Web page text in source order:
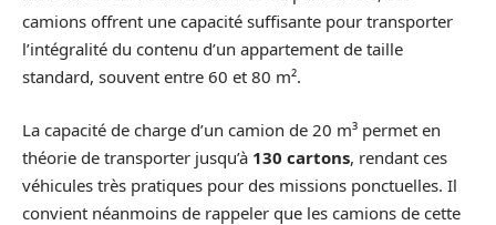
camions offrent une capacité suffisante pour transporter
l’intégralité du contenu d’un appartement de taille
standard, souvent entre 60 et 80 m².
La capacité de charge d’un camion de 20 m³ permet en
théorie de transporter jusqu’à 130 cartons, rendant ces
véhicules très pratiques pour des missions ponctuelles. Il
convient néanmoins de rappeler que les camions de cette